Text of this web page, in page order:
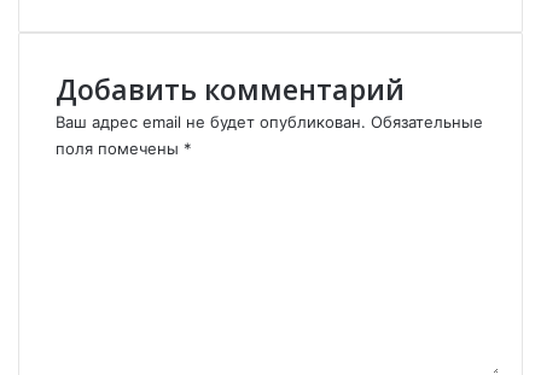
Добавить комментарий
Ваш адрес email не будет опубликован. Обязательные
поля помечены *